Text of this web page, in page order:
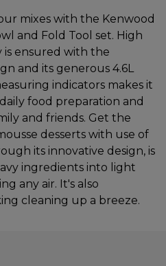
mixes with the Kenwood
and Fold Tool set. High
is ensured with the
and its generous 4.6L
indicators makes it
food preparation and
and friends. Get the
desserts with use of
its innovative design, is
ingredients into light
any air. It's also
cleaning up a breeze.